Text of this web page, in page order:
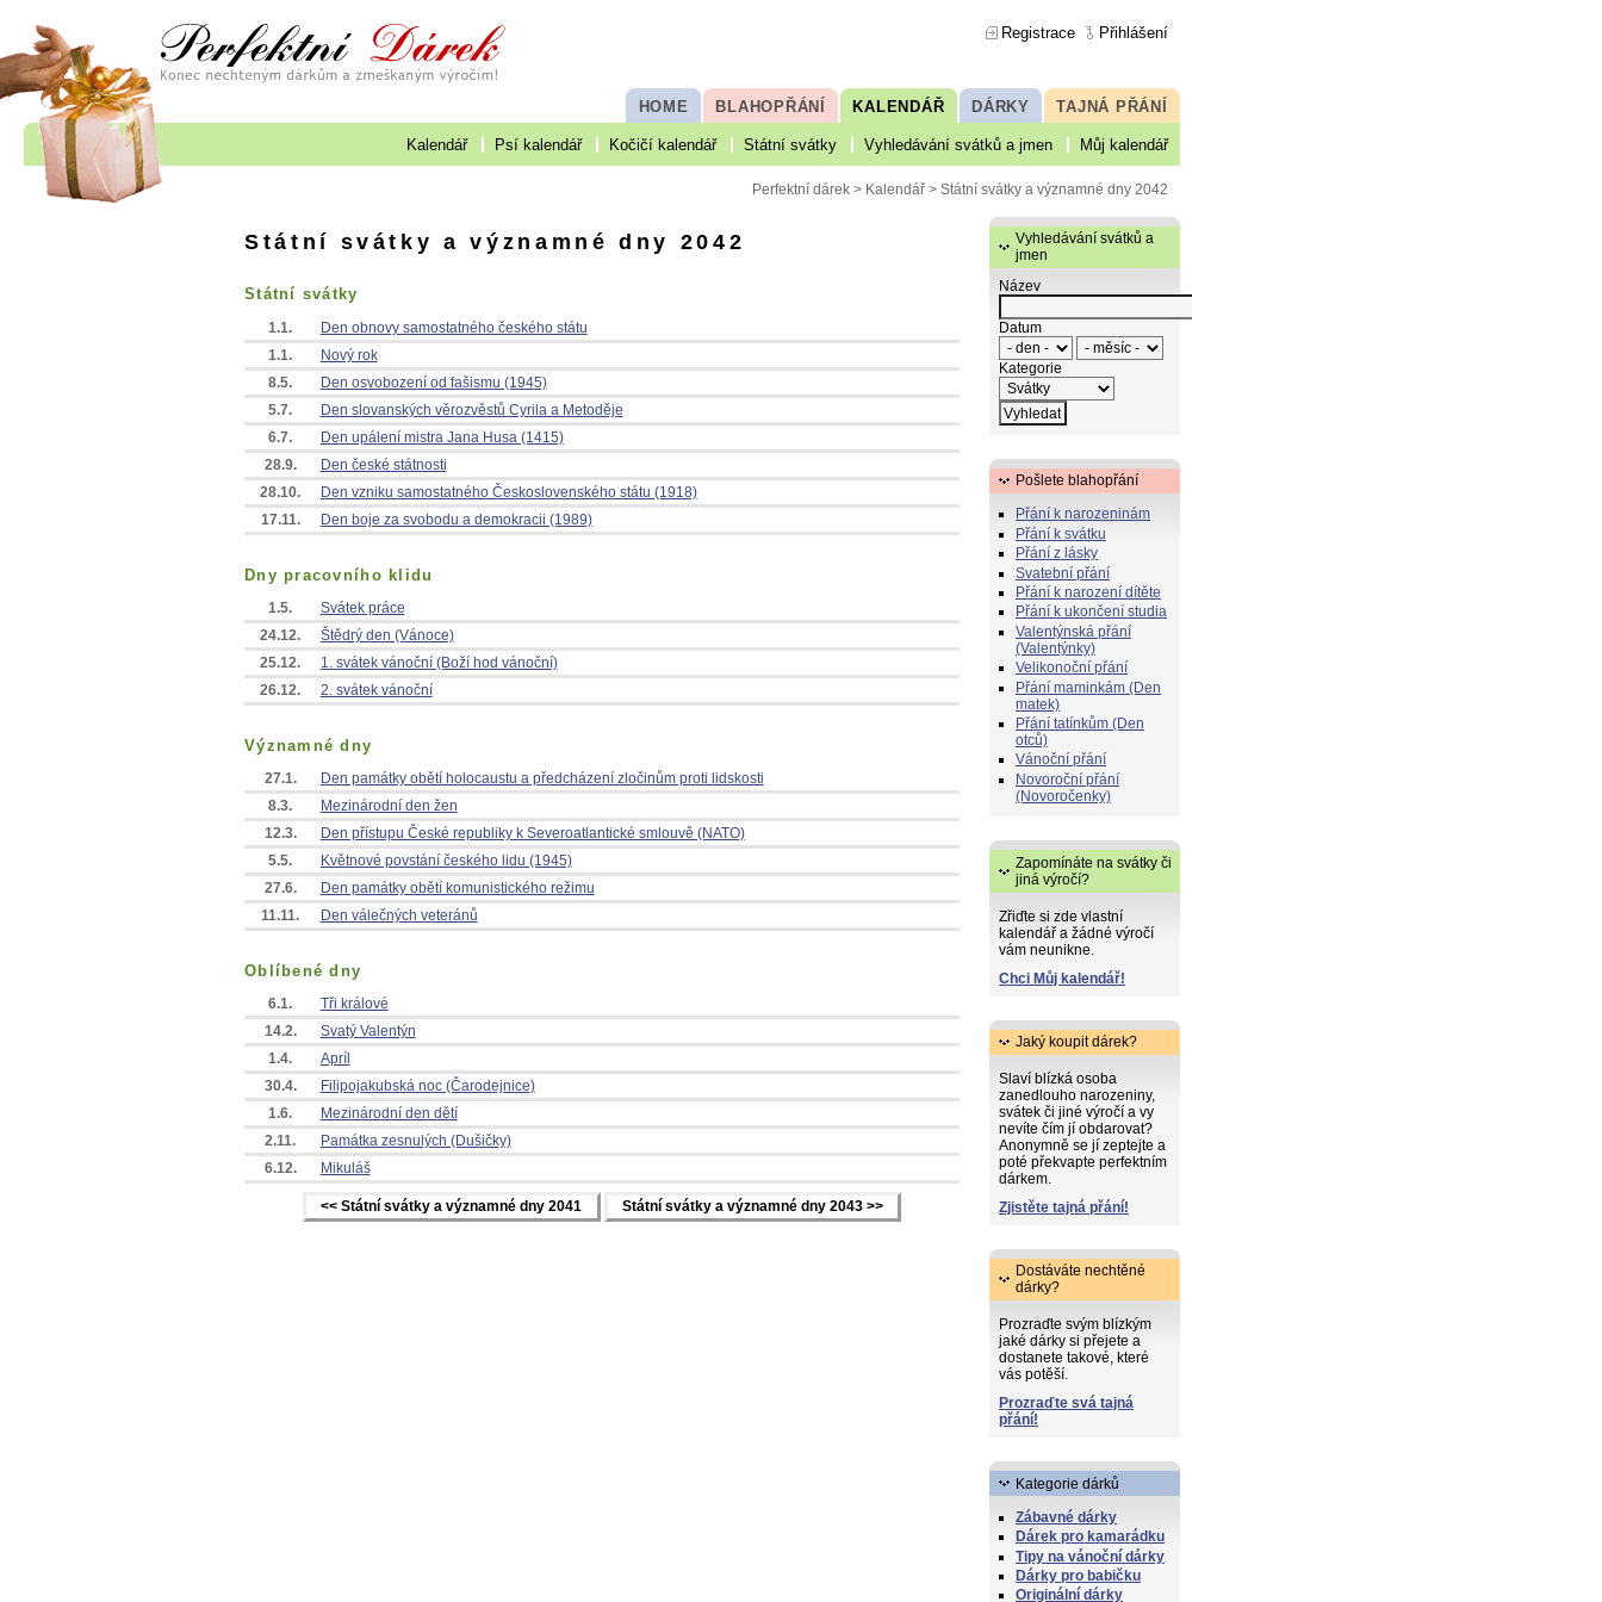
Registrace Přihlášení
TAJNÁ PŘÁNÍ
DÁRKY
KALENDÁŘ
BLAHOPŘÁNÍ
HOME
Kalendář Psí kalendář Kočičí kalendář Státní svátky Vyhledávání svátků a jmen Můj kalendář
Perfektní dárek > Kalendář > Státní svátky a významné dny 2042
Státní svátky a významné dny 2042
Státní svátky
1.1.
Den obnovy samostatného českého státu
1.1.
Nový rok
8.5.
Den osvobození od fašismu (1945)
5.7.
Den slovanských věrozvěstů Cyrila a Metoděje
6.7.
Den upálení mistra Jana Husa (1415)
28.9.
Den české státnosti
28.10.
Den vzniku samostatného Československého státu (1918)
17.11.
Den boje za svobodu a demokracii (1989)
Dny pracovního klidu
1.5.
Svátek práce
24.12.
Štědrý den (Vánoce)
25.12.
1. svátek vánoční (Boží hod vánoční)
26.12.
2. svátek vánoční
Významné dny
27.1.
Den památky obětí holocaustu a předcházení zločinům proti lidskosti
8.3.
Mezinárodní den žen
12.3.
Den přístupu České republiky k Severoatlantické smlouvě (NATO)
5.5.
Květnové povstání českého lidu (1945)
27.6.
Den památky obětí komunistického režimu
11.11.
Den válečných veteránů
Oblíbené dny
6.1.
Tři králové
14.2.
Svatý Valentýn
1.4.
Apríl
30.4.
Filipojakubská noc (Čarodejnice)
1.6.
Mezinárodní den dětí
2.11.
Památka zesnulých (Dušičky)
6.12.
Mikuláš
<< Státní svátky a významné dny 2041 Státní svátky a významné dny 2043 >>
Vyhledávání svátků a
jmen
Název
Datum
Kategorie
Pošlete blahopřání
Přání k narozeninám
Přání k svátku
Přání z lásky
Svatební přání
Přání k narození dítěte
Přání k ukončení studia
Valentýnská přání
(Valentýnky)
Velikonoční přání
Přání maminkám (Den
matek)
Přání tatínkům (Den
otců)
Vánoční přání
Novoroční přání
(Novoročenky)
Zapomínáte na svátky či
jiná výročí?
Zřiďte si zde vlastní
kalendář a žádné výročí
vám neunikne.
Chci Můj kalendář!
Jaký koupit dárek?
Slaví blízká osoba
zanedlouho narozeniny,
svátek či jiné výročí a vy
nevíte čím jí obdarovat?
Anonymně se jí zeptejte a
poté překvapte perfektním
dárkem.
Zjistěte tajná přání!
Dostáváte nechtěné
dárky?
Prozraďte svým blízkým
jaké dárky si přejete a
dostanete takové, které
vás potěší.
Prozraďte svá tajná
přání!
Kategorie dárků
Zábavné dárky
Dárek pro kamarádku
Tipy na vánoční dárky
Dárky pro babičku
Originální dárky